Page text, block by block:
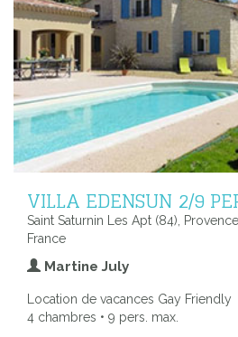
VILLA EDENSUN 2/9
Saint Saturnin Les Apt (84),
France
Martine July
Location de vacances Gay Friendly
4 chambres • 9 pers. max.